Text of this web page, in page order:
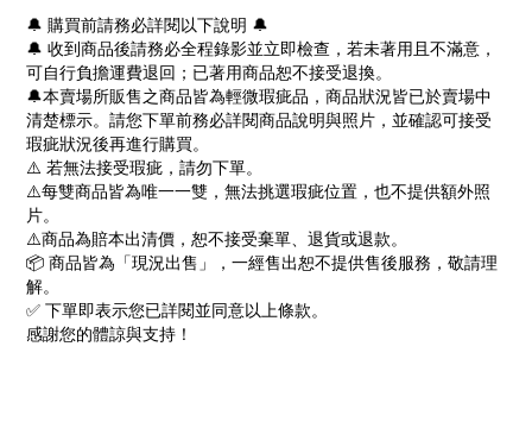
🔔 購買前請務必詳閱以下說明 🔔
🔔 收到商品後請務必全程錄影並立即檢查，若未著用且不滿意，
可自行負擔運費退回；已著用商品恕不接受退換。
🔔本賣場所販售之商品皆為輕微瑕疵品，商品狀況皆已於賣場中
清楚標示。請您下單前務必詳閱商品說明與照片，並確認可接受
瑕疵狀況後再進行購買。
⚠️ 若無法接受瑕疵，請勿下單。
⚠️每雙商品皆為唯一一雙，無法挑選瑕疵位置，也不提供額外照
片。
⚠️商品為賠本出清價，恕不接受棄單、退貨或退款。
📦 商品皆為「現況出售」，一經售出恕不提供售後服務，敬請理
解。
✅ 下單即表示您已詳閱並同意以上條款。
感謝您的體諒與支持！